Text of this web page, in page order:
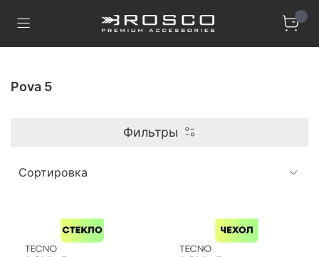
Pova 5
Фильтры